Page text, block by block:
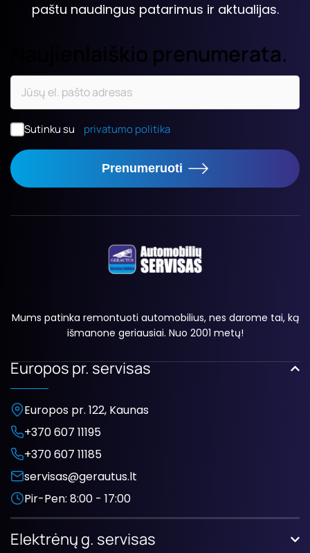
paštu naudingus patarimus ir aktualijas.
Naujienlaiškio prenumerata.
Sutinku su privatumo politika
Prenumeruoti
Mums patinka remontuoti automobilius, nes darome tai, ką
išmanone geriausiai. Nuo 2001 metų!
Europos pr. servisas
Europos pr. 122, Kaunas
+370 607 11195
+370 607 11185
servisas@gerautus.lt
Pir-Pen: 8:00 - 17:00
Elektrėnų g. servisas